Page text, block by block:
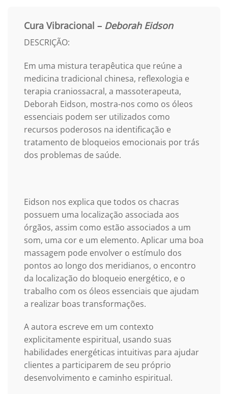
Cura Vibracional – Deborah Eidson
DESCRIÇÃO:
Em uma mistura terapêutica que reúne a
medicina tradicional chinesa, reflexologia e
terapia craniossacral, a massoterapeuta,
Deborah Eidson, mostra-nos como os óleos
essenciais podem ser utilizados como
recursos poderosos na identificação e
tratamento de bloqueios emocionais por trás
dos problemas de saúde.
Eidson nos explica que todos os chacras
possuem uma localização associada aos
órgãos, assim como estão associados a um
som, uma cor e um elemento. Aplicar uma boa
massagem pode envolver o estímulo dos
pontos ao longo dos meridianos, o encontro
da localização do bloqueio energético, e o
trabalho com os óleos essenciais que ajudam
a realizar boas transformações.
A autora escreve em um contexto
explicitamente espiritual, usando suas
habilidades energéticas intuitivas para ajudar
clientes a participarem de seu próprio
desenvolvimento e caminho espiritual.